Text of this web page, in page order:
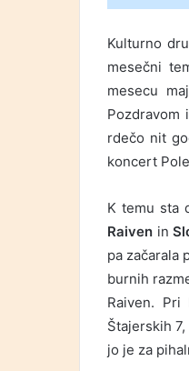
Kulturno
mesečni
mesecu
Pozdravom
rdečo nit
koncert
K temu sta
Raiven in
pa začarala
burnih
Raiven.
Štajerskih
jo je za